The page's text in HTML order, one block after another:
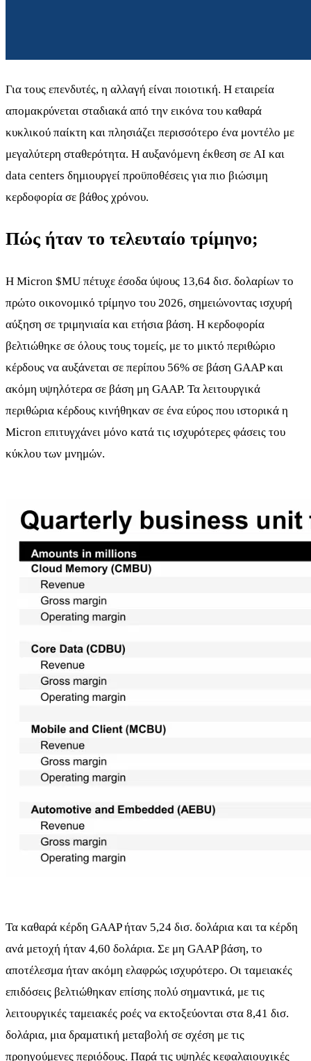
Για τους επενδυτές, η αλλαγή είναι ποιοτική. Η εταιρεία
απομακρύνεται σταδιακά από την εικόνα του καθαρά
κυκλικού παίκτη και πλησιάζει περισσότερο ένα μοντέλο με
μεγαλύτερη σταθερότητα. Η αυξανόμενη έκθεση σε AI και
data centers δημιουργεί προϋποθέσεις για πιο βιώσιμη
κερδοφορία σε βάθος χρόνου.
Πώς ήταν το τελευταίο τρίμηνο;
Η Micron $MU πέτυχε έσοδα ύψους 13,64 δισ. δολαρίων το
πρώτο οικονομικό τρίμηνο του 2026, σημειώνοντας ισχυρή
αύξηση σε τριμηνιαία και ετήσια βάση. Η κερδοφορία
βελτιώθηκε σε όλους τους τομείς, με το μικτό περιθώριο
κέρδους να αυξάνεται σε περίπου 56% σε βάση GAAP και
ακόμη υψηλότερα σε βάση μη GAAP. Τα λειτουργικά
περιθώρια κέρδους κινήθηκαν σε ένα εύρος που ιστορικά η
Micron επιτυγχάνει μόνο κατά τις ισχυρότερες φάσεις του
κύκλου των μνημών.
Τα καθαρά κέρδη GAAP ήταν 5,24 δισ. δολάρια και τα κέρδη
ανά μετοχή ήταν 4,60 δολάρια. Σε μη GAAP βάση, το
αποτέλεσμα ήταν ακόμη ελαφρώς ισχυρότερο. Οι ταμειακές
επιδόσεις βελτιώθηκαν επίσης πολύ σημαντικά, με τις
λειτουργικές ταμειακές ροές να εκτοξεύονται στα 8,41 δισ.
δολάρια, μια δραματική μεταβολή σε σχέση με τις
προηγούμενες περιόδους. Παρά τις υψηλές κεφαλαιουχικές